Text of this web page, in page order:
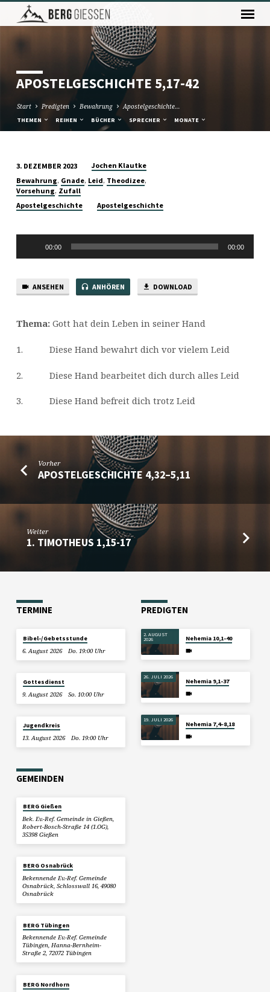
APOSTELGESCHICHTE 5,17-42
Start Predigten Bewahrung Apostelgeschichte…
THEMEN REIHEN BÜCHER SPRECHER MONATE
APOSTELGESCHICHTE
5,17-
42
3. DEZEMBER 2023
Jochen Klautke
Bewahrung, Gnade, Leid, Theodizee,
Vorsehung, Zufall
Apostelgeschichte
Apostelgeschichte
00:00 00:00
ANSEHEN ANHÖREN DOWNLOAD
Thema:Gott hat dein Leben in seiner Hand
1. Diese Hand bewahrt dich vor vielem Leid
2. Diese Hand bearbeitet dich durch alles Leid
3. Diese Hand befreit dich trotz Leid
Vorher
APOSTELGESCHICHTE 4,32–5,11
Weiter
1. TIMOTHEUS 1,15-17
TERMINE
Bibel-/Gebetsstunde
6. August 2026
Do. 19:00 Uhr
Gottesdienst
9. August 2026
So. 10:00 Uhr
Jugendkreis
13. August 2026
Do. 19:00 Uhr
PREDIGTEN
2. AUGUST
2026 Nehemia 10,1-40
26. JULI 2026
Nehemia 9,1-37
19. JULI 2026
Nehemia 7,4–8,18
GEMEINDEN
BERG Gießen
Bek. Ev.-Ref. Gemeinde in Gießen,
Robert-Bosch-Straße 14 (1.OG),
35398 Gießen
BERG Osnabrück
Bekennende Ev.-Ref. Gemeinde
Osnabrück, Schlosswall 16, 49080
Osnabrück
BERG Tübingen
Bekennende Ev.-Ref. Gemeinde
Tübingen, Hanna-Bernheim-
Straße 2, 72072 Tübingen
BERG Nordhorn